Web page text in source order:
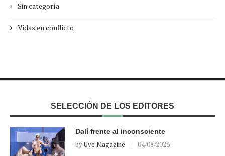
Sin categoría
Vidas en conflicto
SELECCIÓN DE LOS EDITORES
Dalí frente al inconsciente
byUve Magazine 04/08/2026